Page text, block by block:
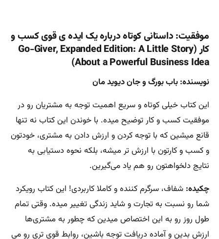
موفقیت: داستانی کوتاه درباره یک ایده ی قوی کسب و
کار (Go-Giver, Expanded Edition: A Little Story
About a Powerful Business Idea)
نویسنده: باب بورگ و جان دیوید مان
این کتاب خیلی کوتاه و سریع اهمیت توجه به مشتریان رو در
موفقیت کسب و کار توضیح میده. با خوندن این کتاب نه تنها
قانع میشین که با توجه کردن و ارزش دادن به مشتری، خودتون
و کسب و کارتون با ارزش تر میشه، بلکه نحوه دستیابی به
نتایج دلخواهتون رو هم یاد می‌گیرین.
چکیده: شفاف، سرگرم کننده و کاملا کاربردی! این کتاب رویکرد
شما رو نسبت به تجارت و شاید زندگی تغییر میده. وقتی تمام
طول روز رو به این اختصاص میدین که چطور به مشتری‌ها
ارزش بدین و آماده دریافت توجه باشین، روابط قوی تری رو می